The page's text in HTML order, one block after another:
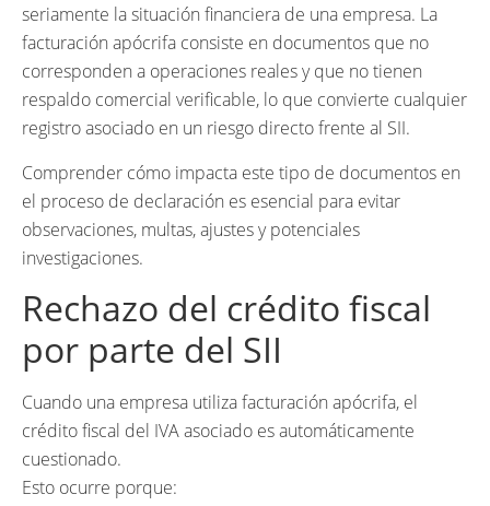
seriamente la situación financiera de una empresa. La
facturación apócrifa consiste en documentos que no
corresponden a operaciones reales y que no tienen
respaldo comercial verificable, lo que convierte cualquier
registro asociado en un riesgo directo frente al SII.
Comprender cómo impacta este tipo de documentos en
el proceso de declaración es esencial para evitar
observaciones, multas, ajustes y potenciales
investigaciones.
Rechazo del crédito fiscal
por parte del SII
Cuando una empresa utiliza facturación apócrifa, el
crédito fiscal del IVA asociado es automáticamente
cuestionado.
Esto ocurre porque: